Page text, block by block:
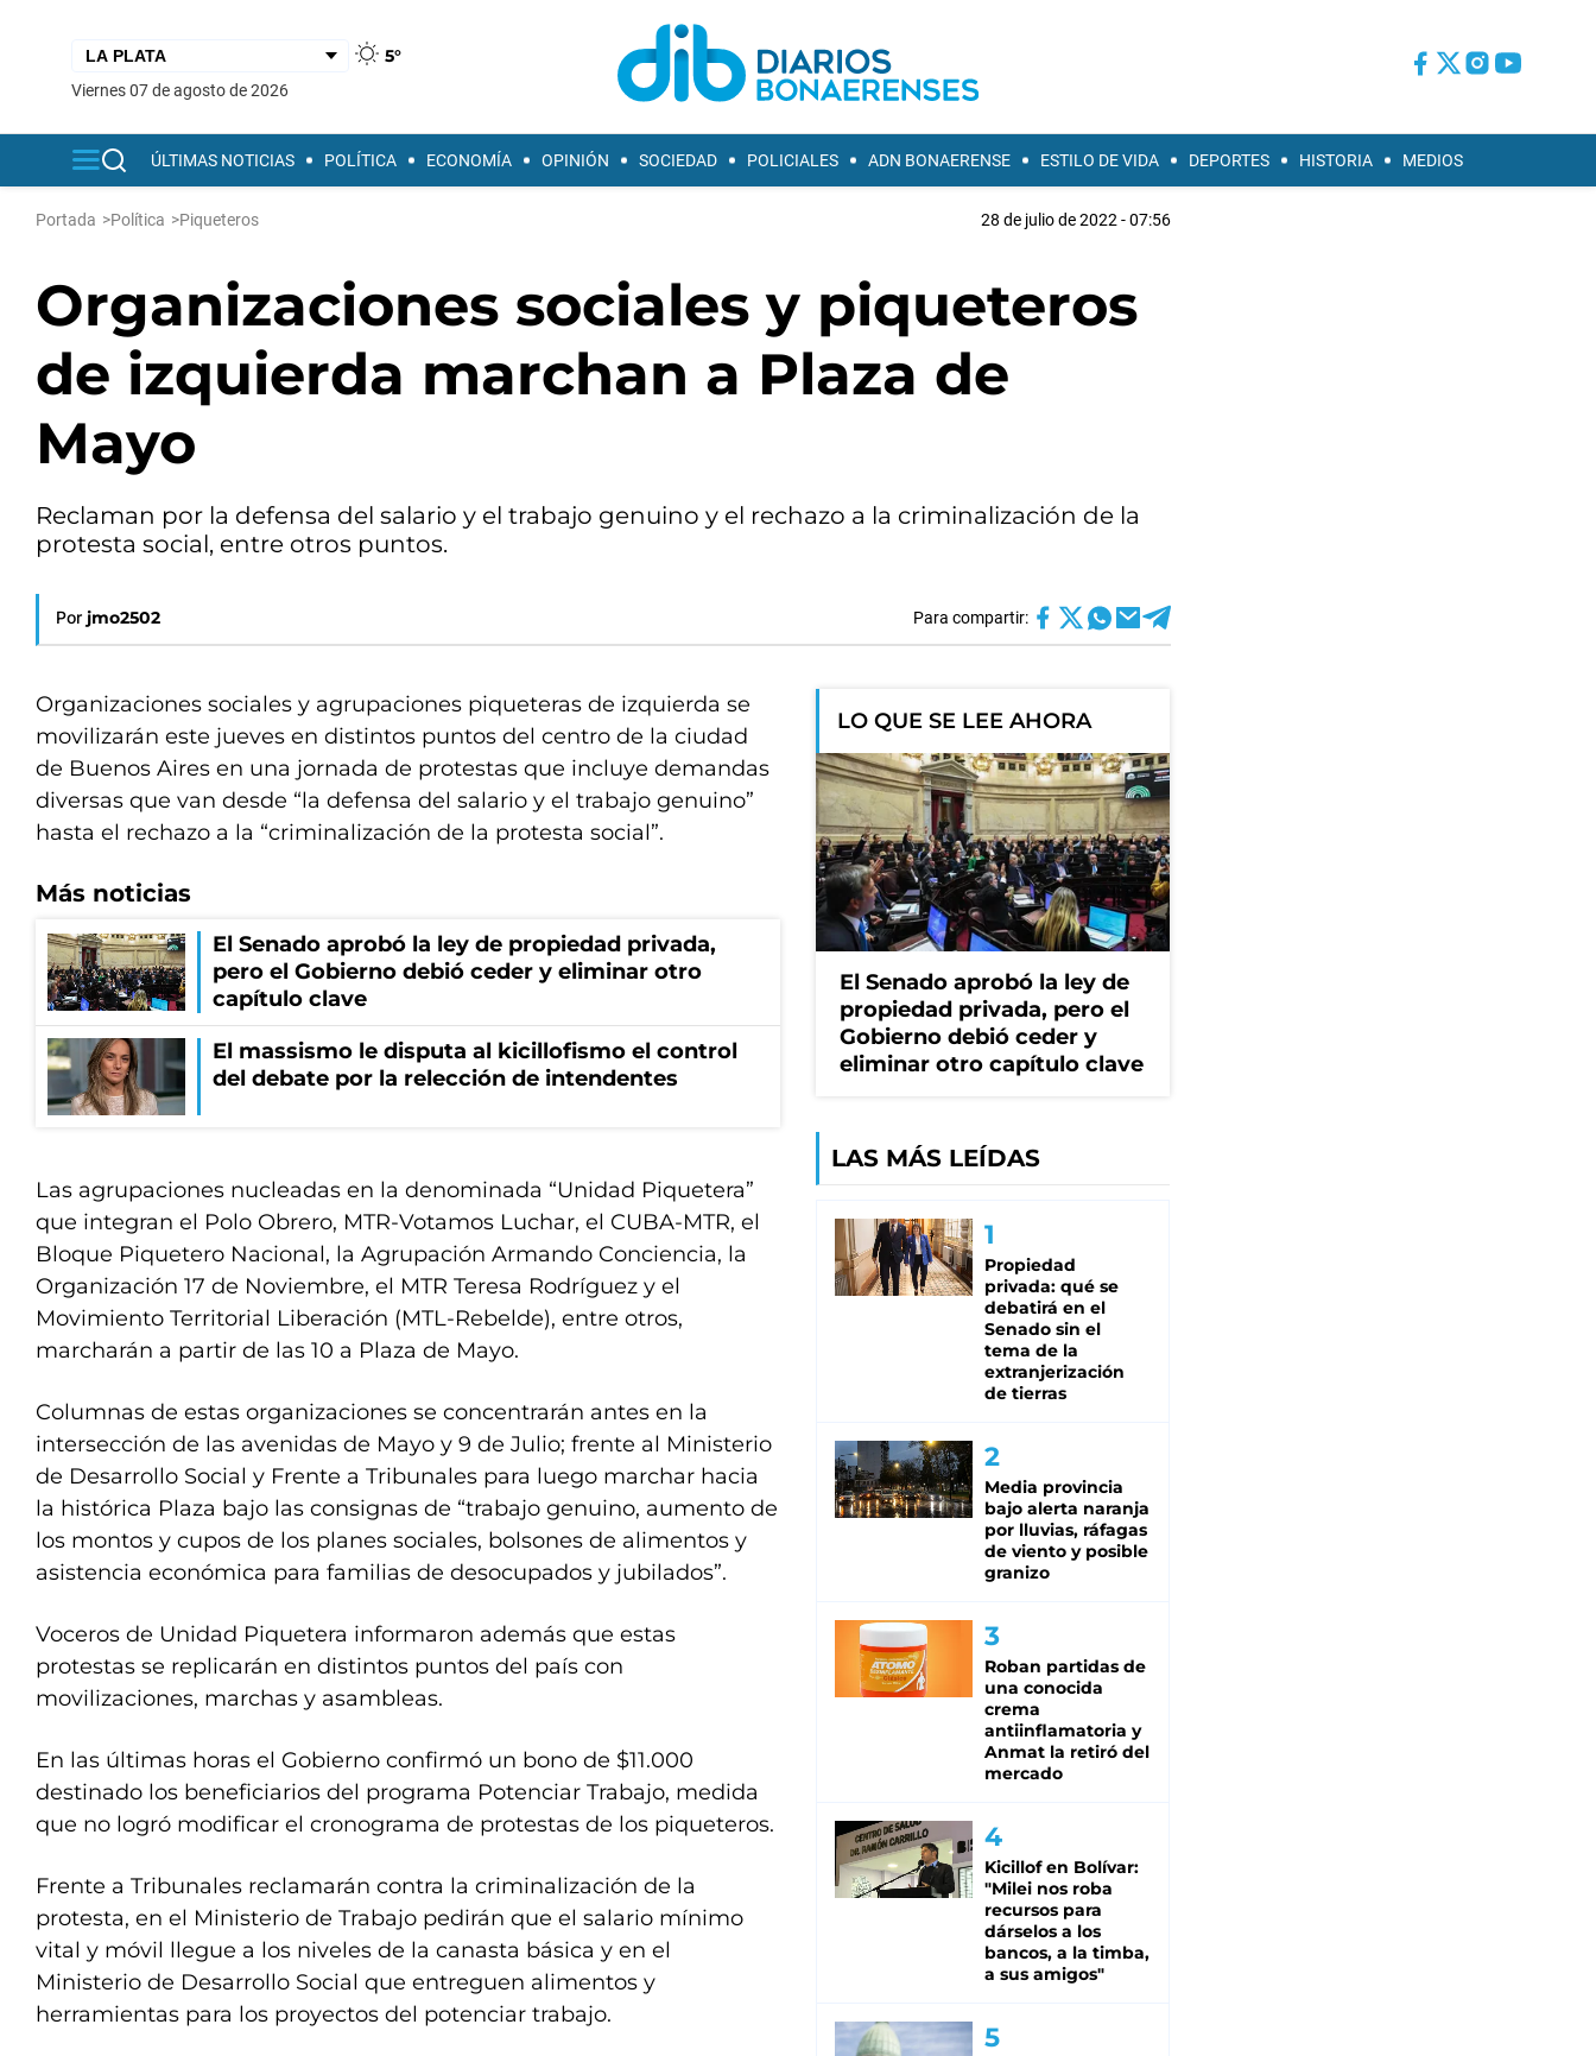
5°
viernes 07 de agosto de 2026
ÚLTIMAS NOTICIAS POLÍTICA ECONOMÍA OPINIÓN SOCIEDAD POLICIALES ADN BONAERENSE ESTILO DE VIDA DEPORTES HISTORIA MEDIOS
Portada >Política >Piqueteros 28 de julio de 2022 - 07:56
Organizaciones sociales y piqueteros
de izquierda marchan a Plaza de
Mayo
Reclaman por la defensa del salario y el trabajo genuino y el rechazo a la criminalización de la
protesta social, entre otros puntos.
Por jmo2502 Para compartir:
Organizaciones sociales y agrupaciones piqueteras de izquierda se
movilizarán este jueves en distintos puntos del centro de la ciudad
de Buenos Aires en una jornada de protestas que incluye demandas
diversas que van desde “la defensa del salario y el trabajo genuino”
hasta el rechazo a la “criminalización de la protesta social”.
Más noticias
El Senado aprobó la ley de propiedad privada,
pero el Gobierno debió ceder y eliminar otro
capítulo clave
El massismo le disputa al kicillofismo el control
del debate por la relección de intendentes
Las agrupaciones nucleadas en la denominada “Unidad Piquetera”
que integran el Polo Obrero, MTR-Votamos Luchar, el CUBA-MTR, el
Bloque Piquetero Nacional, la Agrupación Armando Conciencia, la
Organización 17 de Noviembre, el MTR Teresa Rodríguez y el
Movimiento Territorial Liberación (MTL-Rebelde), entre otros,
marcharán a partir de las 10 a Plaza de Mayo.
Columnas de estas organizaciones se concentrarán antes en la
intersección de las avenidas de Mayo y 9 de Julio; frente al Ministerio
de Desarrollo Social y Frente a Tribunales para luego marchar hacia
la histórica Plaza bajo las consignas de “trabajo genuino, aumento de
los montos y cupos de los planes sociales, bolsones de alimentos y
asistencia económica para familias de desocupados y jubilados”.
Voceros de Unidad Piquetera informaron además que estas
protestas se replicarán en distintos puntos del país con
movilizaciones, marchas y asambleas.
En las últimas horas el Gobierno confirmó un bono de $11.000
destinado los beneficiarios del programa Potenciar Trabajo, medida
que no logró modificar el cronograma de protestas de los piqueteros.
Frente a Tribunales reclamarán contra la criminalización de la
protesta, en el Ministerio de Trabajo pedirán que el salario mínimo
vital y móvil llegue a los niveles de la canasta básica y en el
Ministerio de Desarrollo Social que entreguen alimentos y
herramientas para los proyectos del potenciar trabajo.
LO QUE SE LEE AHORA
El Senado aprobó la ley de
propiedad privada, pero el
Gobierno debió ceder y
eliminar otro capítulo clave
LAS MÁS LEÍDAS
Propiedad
privada: qué se
debatirá en el
Senado sin el
tema de la
extranjerización
de tierras
Media provincia
bajo alerta naranja
por lluvias, ráfagas
de viento y posible
granizo
Roban partidas de
una conocida
crema
antiinflamatoria y
Anmat la retiró del
mercado
Kicillof en Bolívar:
"Milei nos roba
recursos para
dárselos a los
bancos, a la timba,
a sus amigos"